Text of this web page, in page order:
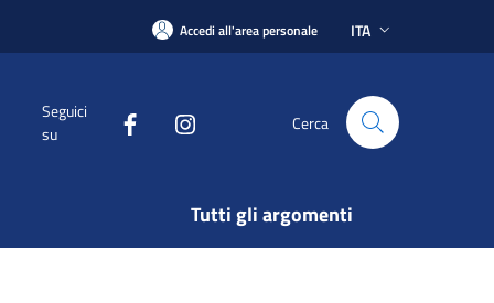
Accedi all'area personale ITA
Seguici
su
Cerca
Tutti gli argomenti